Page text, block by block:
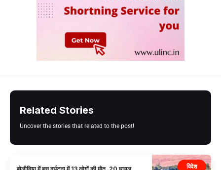
Related Stories
Uncover the stories that related to the post!
विदेश